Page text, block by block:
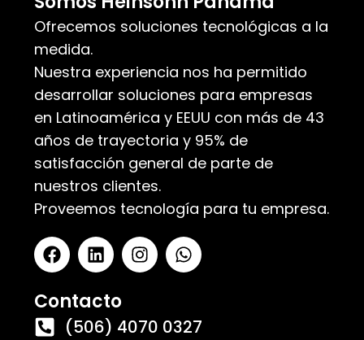
Ofrecemos soluciones tecnológicas a la
medida.
Nuestra experiencia nos ha permitido
desarrollar soluciones para empresas
en Latinoamérica y EEUU con más de 43
años de trayectoria y 95% de
satisfacción general de parte de
nuestros clientes.
Proveemos tecnología para tu empresa.
Contacto
(506) 4070 0327